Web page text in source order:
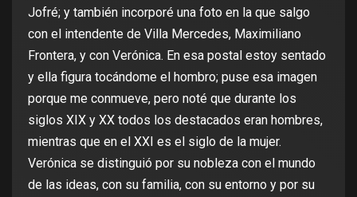
Jofré; y también incorporé una foto en la que salgo
con el intendente de Villa Mercedes, Maximiliano
Frontera, y con Verónica. En esa postal estoy sentado
y ella figura tocándome el hombro; puse esa imagen
porque me conmueve, pero noté que durante los
siglos XIX y XX todos los destacados eran hombres,
mientras que en el XXI es el siglo de la mujer.
Verónica se distinguió por su nobleza con el mundo
de las ideas, con su familia, con su entorno y por su